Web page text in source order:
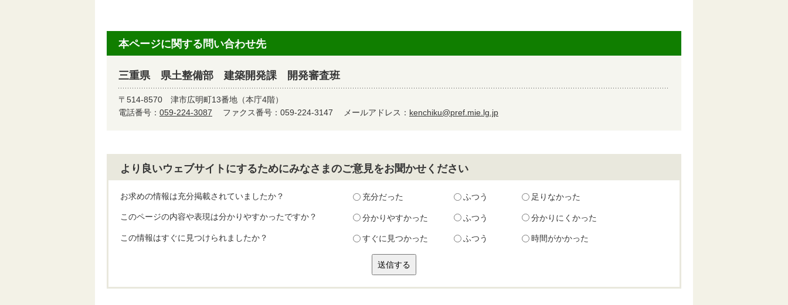
本ページに関する問い合わせ先
三重県 県土整備部 建築開発課 開発審査班
〒514-8570 津市広明町13番地（本庁4階）
電話番号： 059-224-3087 ファクス番号：059-224-3147 メールアドレス： kenchiku@pref.mie.lg.jp
より良いウェブサイトにするためにみなさまのご意見をお聞かせください
お求めの情報は充分掲載されていましたか？ 充分だった ふつう 足りなかった
このページの内容や表現は分かりやすかったですか？ 分かりやすかった ふつう 分かりにくかった
この情報はすぐに見つけられましたか？ すぐに見つかった ふつう 時間がかかった